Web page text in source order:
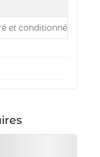
et conditionné par